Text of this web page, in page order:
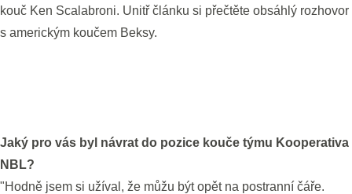
kouč Ken Scalabroni. Unitř článku si přečtěte obsáhlý rozhovor
s americkým koučem Beksy.
Jaký pro vás byl návrat do pozice kouče týmu Kooperativa
NBL?
"Hodně jsem si užíval, že můžu být opět na postranní čáře.